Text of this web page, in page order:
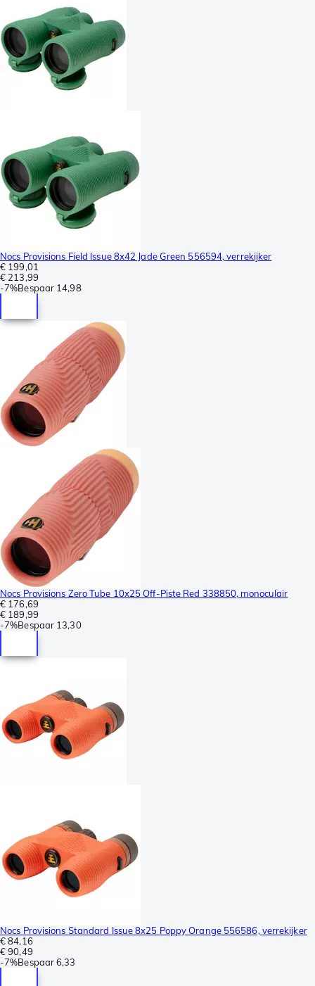
Nocs Provisions Field Issue 8x42 Jade Green 556594, verrekijker
€ 199,01
€ 213,99
-7%Bespaar 14,98
Nocs Provisions Zero Tube 10x25 Off-Piste Red 338850, monoculair
€ 176,69
€ 189,99
-7%Bespaar 13,30
Nocs Provisions Standard Issue 8x25 Poppy Orange 556586, verrekijker
€ 84,16
€ 90,49
-7%Bespaar6,33